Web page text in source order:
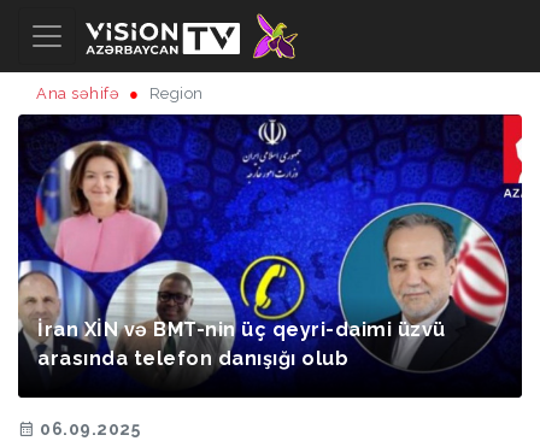
Ana səhifə Region
İran XİN və BMT-nin üç qeyri-daimi üzvü
arasında telefon danışığı olub
06.09.2025